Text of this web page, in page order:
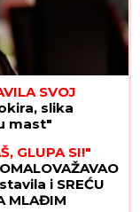
SVOJ
slika
mast"
GLUPA SI!"
i SREĆU
MLAĐIM